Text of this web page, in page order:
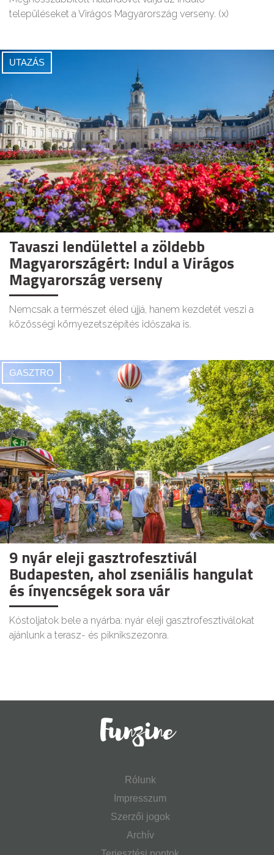
településeket a Virágos Magyarország verseny. (x)
UTAZÁS
Tavaszi lendülettel a zöldebb
Magyarországért: Indul a Virágos
Magyarország verseny
Nemcsak a természet éled újjá, hanem kezdetét veszi a
közösségi környezetszépítés időszaka is.
GASZTRO
9 nyár eleji gasztrofesztivál
Budapesten, ahol zseniális hangulat
és ínyencségek sora vár
Kóstoljatok bele a nyárba: nyár eleji gasztrofesztiválokat
ajánlunk a terasz- és piknikszezonra.
Rólunk
Impresszum
Szerzői jogok
Archív